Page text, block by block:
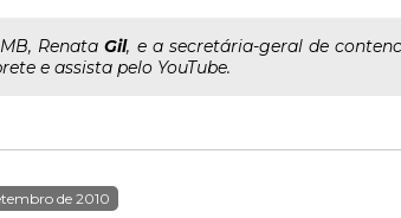
RenataGil, e a secretária-geral de
e assista pelo YouTube.
de 2010